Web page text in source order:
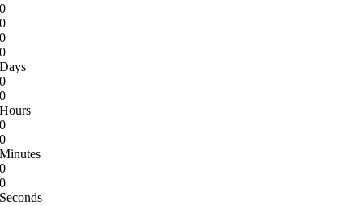
0
0
0
0
Days
0
0
Hours
0
0
Minutes
0
0
Seconds